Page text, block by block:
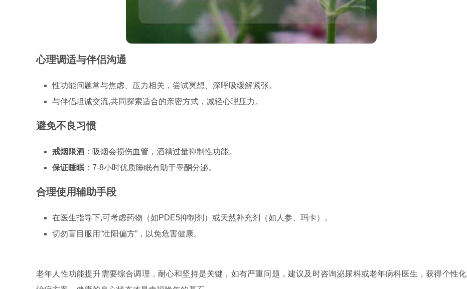
心理调适与伴侣沟通
性功能问题常与焦虑、压力相关，尝试冥想、深呼吸缓解紧张。
与伴侣坦诚交流,共同探索适合的亲密方式，减轻心理压力。
避免不良习惯
戒烟限酒 ：吸烟会损伤血管，酒精过量抑制性功能。
保证睡眠：7-8小时优质睡眠有助于睾酮分泌。
合理使用辅助手段
在医生指导下,可考虑药物（如PDE5抑制剂）或天然补充剂（如人参、玛卡）。
切勿盲目服用“壮阳偏方”，以免危害健康。
老年人性功能提升需要综合调理，耐心和坚持是关键，如有严重问题，建议及时咨询泌尿科或老年病科医生，获得个性化